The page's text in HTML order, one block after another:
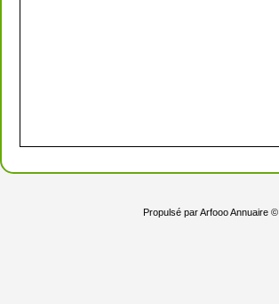
Propulsé parArfooo Annuaire©